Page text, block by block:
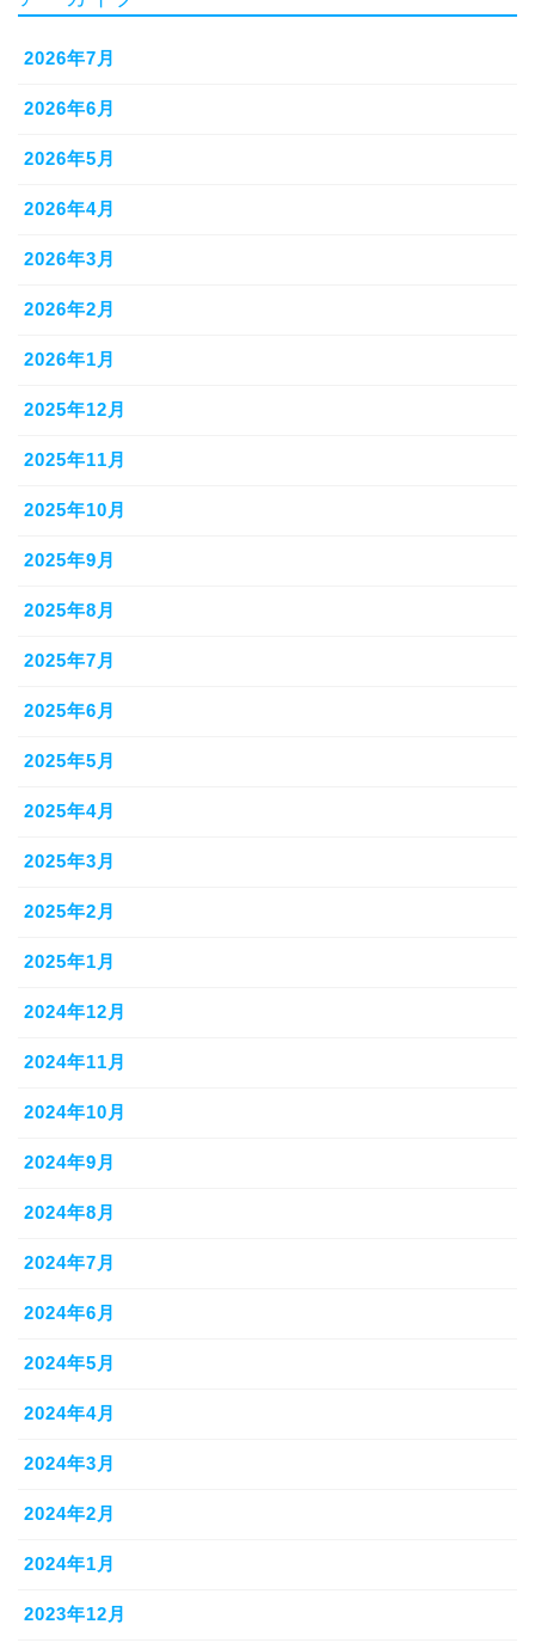
2026年7月
2026年6月
2026年5月
2026年4月
2026年3月
2026年2月
2026年1月
2025年12月
2025年11月
2025年10月
2025年9月
2025年8月
2025年7月
2025年6月
2025年5月
2025年4月
2025年3月
2025年2月
2025年1月
2024年12月
2024年11月
2024年10月
2024年9月
2024年8月
2024年7月
2024年6月
2024年5月
2024年4月
2024年3月
2024年2月
2024年1月
2023年12月